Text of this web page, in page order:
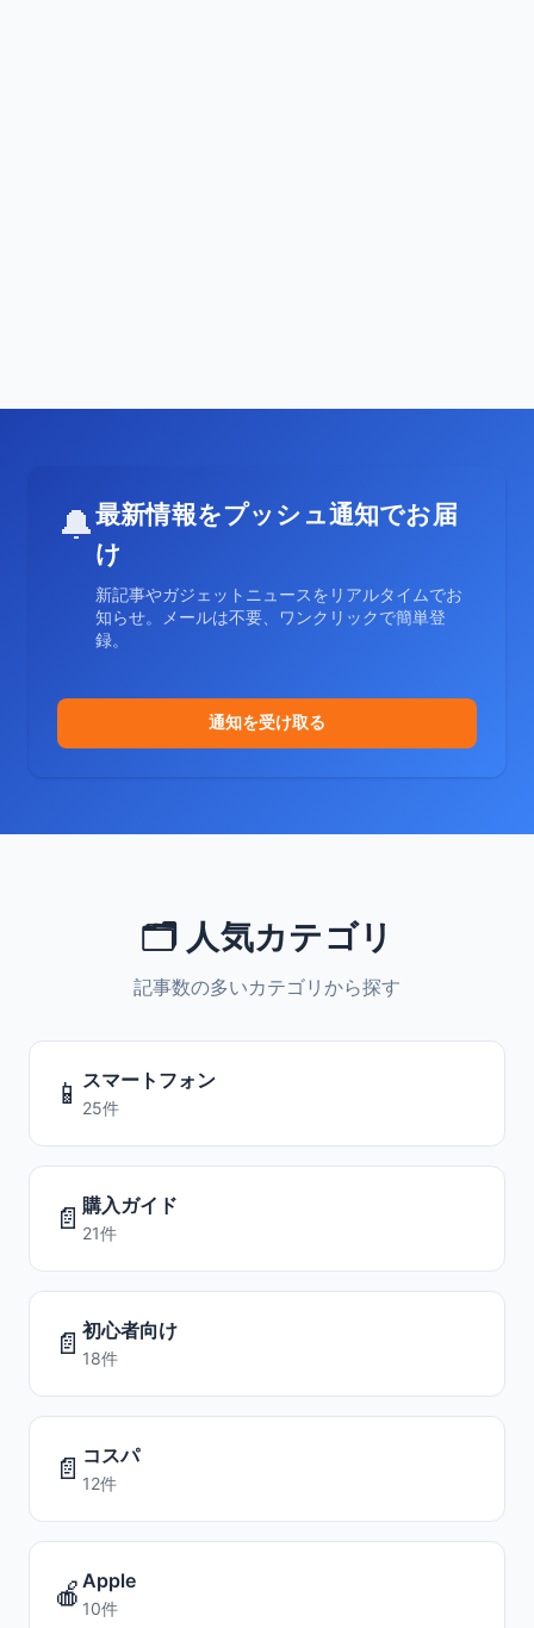
🔔最新情報をプッシュ通知でお届
け
新記事やガジェットニュースをリアルタイムでお
知らせ。メールは不要、ワンクリックで簡単登
録。
通知を受け取る
🗂️ 人気カテゴリ
記事数の多いカテゴリから探す
📱 スマートフォン
25件
📄 購入ガイド
21件
📄 初心者向け
18件
📄 コスパ
12件
🍎 Apple
10件